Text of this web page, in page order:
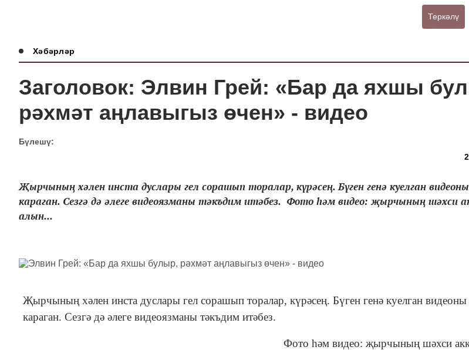
Теркәлү
Хәбәрләр
Заголовок: Элвин Грей: «Бар да яхшы
рәхмәт аңлавыгыз өчен» - видео
Бүлешү:
Җырчының хәлен инста дуслары гел сорашып торалар, күрәсең. Бүген генә куелган
караган. Сезгә дә әлеге видеоязманы тәкъдим итәбез. Фото һәм видео: җырчының шәхси
алын...
Җырчының хәлен инста дуслары гел сорашып торалар, күрәсең. Бүген генә куелган
караган. Сезгә дә әлеге видеоязманы тәкъдим итәбез.
Фото һәм видео: җырчының шәхси